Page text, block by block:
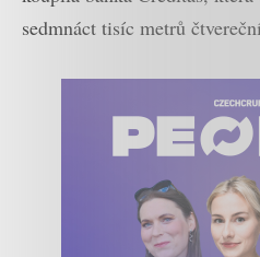
sedmnáct tisíc metrů